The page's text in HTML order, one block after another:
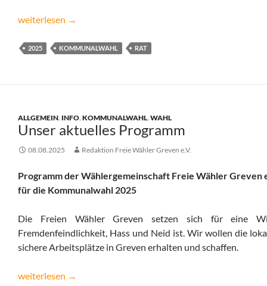
Reger Austausch mit Grevens Bürgern
weiterlesen →
2025 KOMMUNALWAHL RAT
ALLGEMEIN, INFO,KOMMUNALWAHL,WAHL
Unser aktuelles Programm
08.08.2025 Redaktion Freie Wähler Greven e.V.
Programm der Wählergemeinschaft Freie Wähler Greven
für die Kommunalwahl 2025
Die Freien Wähler Greven setzen sich für eine
Fremdenfeindlichkeit, Hass und Neid ist. Wir wollen die
sichere Arbeitsplätze in Greven erhalten und schaffen.
Unser aktuelles Programm
weiterlesen →